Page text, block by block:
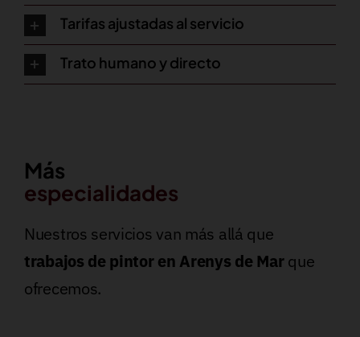
Tarifas ajustadas al servicio
Trato humano y directo
Más
especialidades
Nuestros servicios van más allá que
trabajos de pintor en Arenys de Marque
ofrecemos.